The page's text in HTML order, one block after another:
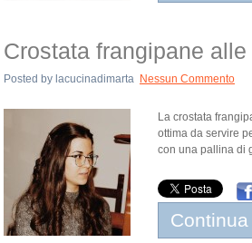
Crostata frangipane
Posted by lacucinadimarta Nessun Commento
La crostata
ottima da servire
con una pallina di